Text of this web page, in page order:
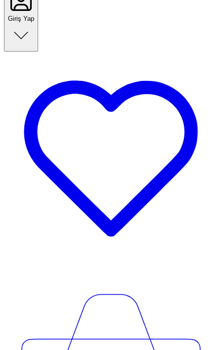
Giriş Yap